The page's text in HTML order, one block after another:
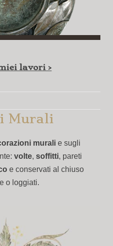
lavori >
Murali
murali e sugli
volte,soffitti, pareti
e conservati al chiuso
o loggiati.